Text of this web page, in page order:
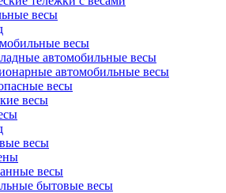
весы
весы
автомобильные весы
автомобильные весы
весы
весы
весы
весы
бытовые весы